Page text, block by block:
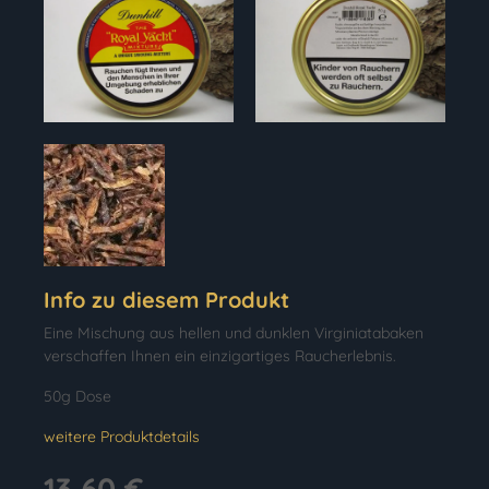
Info zu diesem Produkt
Eine Mischung aus hellen und dunklen Virginiatabaken
verschaffen Ihnen ein einzigartiges Raucherlebnis.
50g Dose
weitere Produktdetails